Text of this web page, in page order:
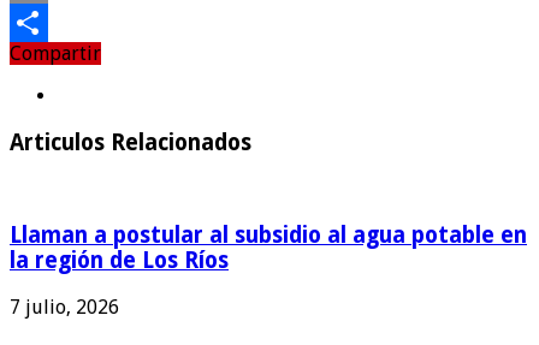
Email
Compartir
Compartir
Articulos Relacionados
Llaman a postular al subsidio al agua potable en
la región de Los Ríos
7 julio, 2026